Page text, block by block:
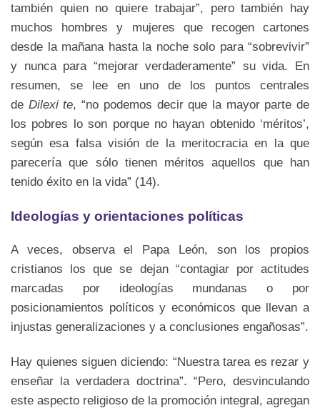
también quien no quiere trabajar”, pero también hay
muchos hombres y mujeres que recogen cartones
desde la mañana hasta la noche solo para “sobrevivir”
y nunca para “mejorar verdaderamente” su vida. En
resumen, se lee en uno de los puntos centrales
de Dilexi te, “no podemos decir que la mayor parte de
los pobres lo son porque no hayan obtenido ‘méritos’,
según esa falsa visión de la meritocracia en la que
parecería que sólo tienen méritos aquellos que han
tenido éxito en la vida” (14).
Ideologías y orientaciones políticas
A veces, observa el Papa León, son los propios
cristianos los que se dejan “contagiar por actitudes
marcadas por ideologías mundanas o por
posicionamientos políticos y económicos que llevan a
injustas generalizaciones y a conclusiones engañosas”.
Hay quienes siguen diciendo: “Nuestra tarea es rezar y
enseñar la verdadera doctrina”. “Pero, desvinculando
este aspecto religioso de la promoción integral, agregan